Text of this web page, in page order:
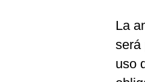
La
será
uso